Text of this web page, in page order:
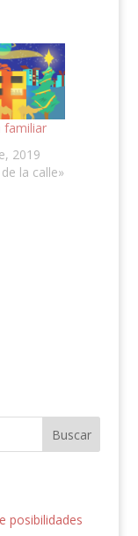
familiar
2019
la calle»
posibilidades